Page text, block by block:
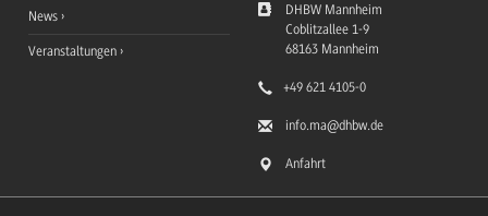
News
Veranstaltungen
DHBW Mannheim
Coblitzallee 1-9
68163 Mannheim
+49 621 4105-0
info.ma@dhbw.de
Anfahrt